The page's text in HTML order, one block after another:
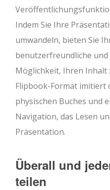
Indem Sie Ihre
umwandeln, bieten Sie
benutzerfreundliche und
Möglichkeit, Ihren Inhalt
Flipbook-Format imitiert
physischen Buches und
Navigation, das Lesen
Präsentation.
Überall und
teilen